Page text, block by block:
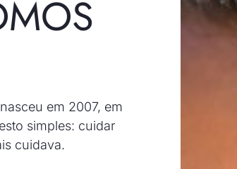
nasceu em 2007, em
simples: cuidar
cuidava.